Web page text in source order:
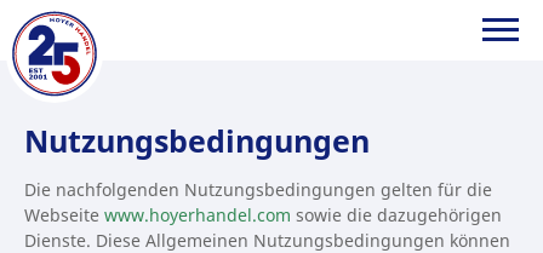
Handel
GmbH
Nutzungsbedingungen
Die nachfolgenden Nutzungsbedingungen gelten für die
Webseite www.hoyerhandel.com sowie die dazugehörigen
Dienste. Diese Allgemeinen Nutzungsbedingungen können